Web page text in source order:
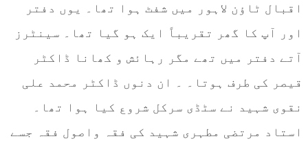
اقبال ٹاؤن لاہور میں شفٹ ہوا تھا۔ یوں دفتر
اور آپ کا گھر تقریباً ایک ہو گیا تھا۔ سینٹرز
آتے دفتر میں تھے مگر رہائش و کھانا ڈاکٹر
قیصر کی طرف ہوتا۔ ۔ ان دنوں ڈاکٹر محمد علی
نقوی شہید نے سٹڈی سرکل شروع کیا ہوا تھا۔
استاد مرتضی مطہری شہید کی فقہ واصول فقہ جسے